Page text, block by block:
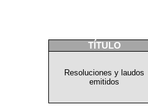
TÍTULO
Resoluciones y laudos
emitidos